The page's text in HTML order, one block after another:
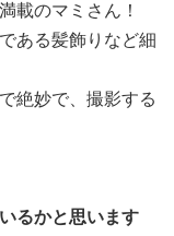
載のマミさん！
ある髪飾りなど細
絶妙で、撮影する
るかと思います